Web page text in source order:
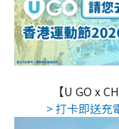
【U GO x
> 打卡即送充